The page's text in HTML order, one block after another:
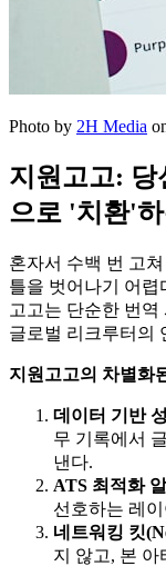
Photo by 2H Media
지원고고: 당
으로 '치환'
혼자서 수백 번 고
틀을 벗어나기 어렵
고고는 단순한 번
글로벌 리크루터의
지원고고의 차별화
데이터 기반
무 기록에서
낸다.
ATS 최적화
선호하는 레
네트워킹 킷
지 않고, 본 아